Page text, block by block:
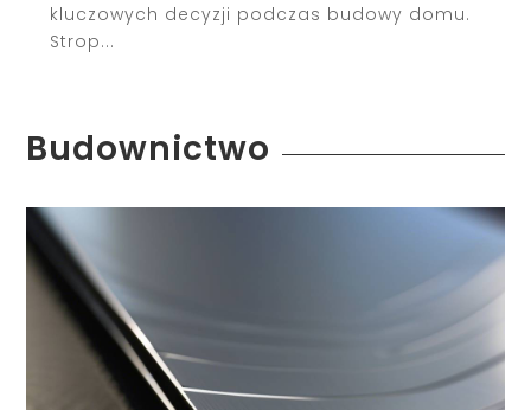
kluczowych decyzji podczas budowy domu.
Strop...
Budownictwo